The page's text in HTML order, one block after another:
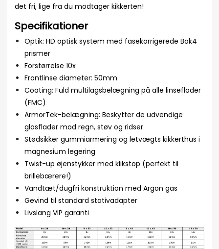
det fri, lige fra du modtager kikkerten!
Specifikationer
Optik: HD optisk system med fasekorrigerede Bak4
prismer
Forstørrelse 10x
Frontlinse diameter: 50mm
Coating: Fuld multilagsbelægning på alle linseflader
(FMC)
ArmorTek-belægning: Beskytter de udvendige
glasflader mod regn, støv og ridser
Stødsikker gummiarmering og letvægts kikkerthus i
magnesium legering
Twist-up øjenstykker med klikstop (perfekt til
brillebærere!)
Vandtæt/dugfri konstruktion med Argon gas
Gevind til standard stativadapter
Livslang VIP garanti